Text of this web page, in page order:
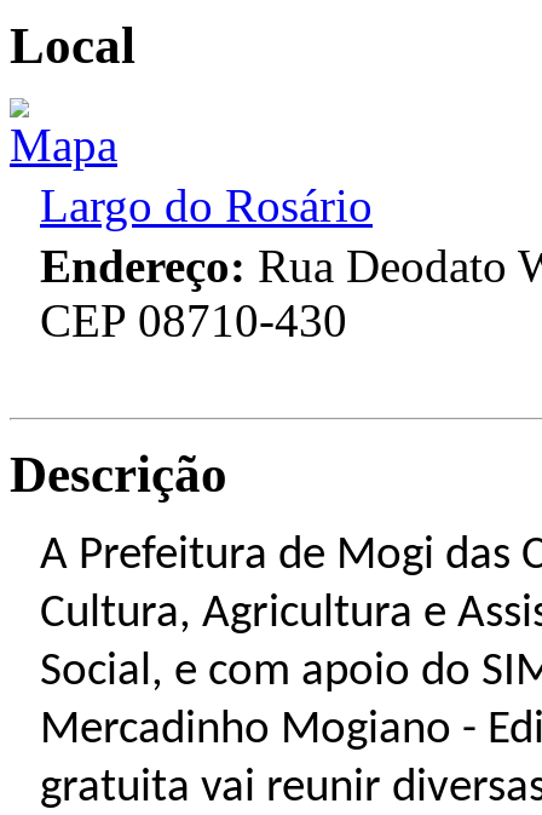
Local
Largo do Rosário
Endereço: Rua Deodato
CEP 08710-430
Descrição
A Prefeitura de Mogi das
Cultura, Agricultura e
Social, e com apoio do
Mercadinho Mogiano -
gratuita vai reunir